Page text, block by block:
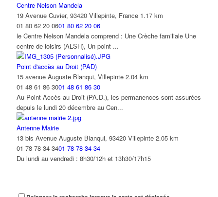
Centre Nelson Mandela
19 Avenue Cuvier, 93420 Villepinte, France 1.17 km
01 80 62 20 0601 80 62 20 06
le Centre Nelson Mandela comprend : Une Crèche familiale Une
centre de loisirs (ALSH), Un point ...
Point d'accès au Droit (PAD)
15 avenue Auguste Blanqui, Villepinte 2.04 km
01 48 61 86 3001 48 61 86 30
Au Point Accès au Droit (PA.D.), les permanences sont assurées
depuis le lundi 20 décembre au Cen...
Antenne Mairie
13 bis Avenue Auguste Blanqui, 93420 Villepinte 2.05 km
01 78 78 34 3401 78 78 34 34
Du lundi au vendredi : 8h30/12h et 13h30/17h15